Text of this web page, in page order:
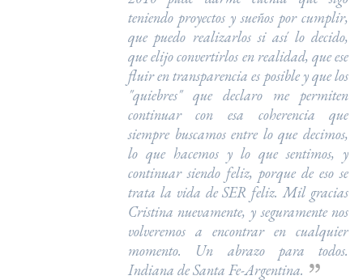
teniendo proyectos y sueños por cumplir,
que puedo realizarlos si así lo decido,
que elijo convertirlos en realidad, que ese
fluir en transparencia es posible y que los
"quiebres" que declaro me permiten
continuar con esa coherencia que
siempre buscamos entre lo que decimos,
lo que hacemos y lo que sentimos, y
continuar siendo feliz, porque de eso se
trata la vida de SER feliz. Mil gracias
Cristina nuevamente, y seguramente nos
volveremos a encontrar en cualquier
momento. Un abrazo para todos.
Indiana de Santa Fe-Argentina.